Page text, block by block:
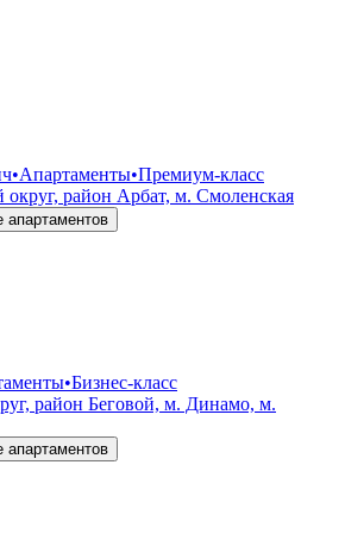
•Апартаменты•Премиум-класс
район Арбат, м. Смоленская
апартаментов
•Бизнес-класс
район Беговой, м. Динамо, м.
апартаментов